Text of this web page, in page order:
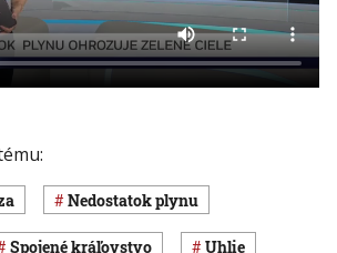
nedostatok plynu
Spojené kráľovstvo uhlie